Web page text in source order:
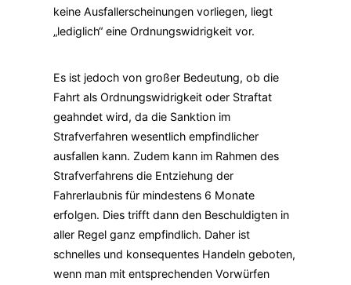
keine Ausfallerscheinungen vorliegen, liegt
„lediglich“ eine Ordnungswidrigkeit vor.
Es ist jedoch von großer Bedeutung, ob die
Fahrt als Ordnungswidrigkeit oder Straftat
geahndet wird, da die Sanktion im
Strafverfahren wesentlich empfindlicher
ausfallen kann. Zudem kann im Rahmen des
Strafverfahrens die Entziehung der
Fahrerlaubnis für mindestens 6 Monate
erfolgen. Dies trifft dann den Beschuldigten in
aller Regel ganz empfindlich. Daher ist
schnelles und konsequentes Handeln geboten,
wenn man mit entsprechenden Vorwürfen